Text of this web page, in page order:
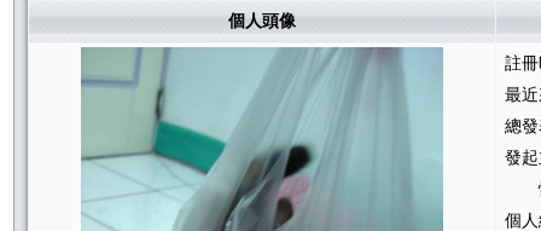
個人頭像
註
最
總
發
個